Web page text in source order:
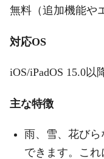
無料（追加機能や
対応OS
iOS/iPadOS 15.0以
主な特徴
雨、雪、花び
できます。こ